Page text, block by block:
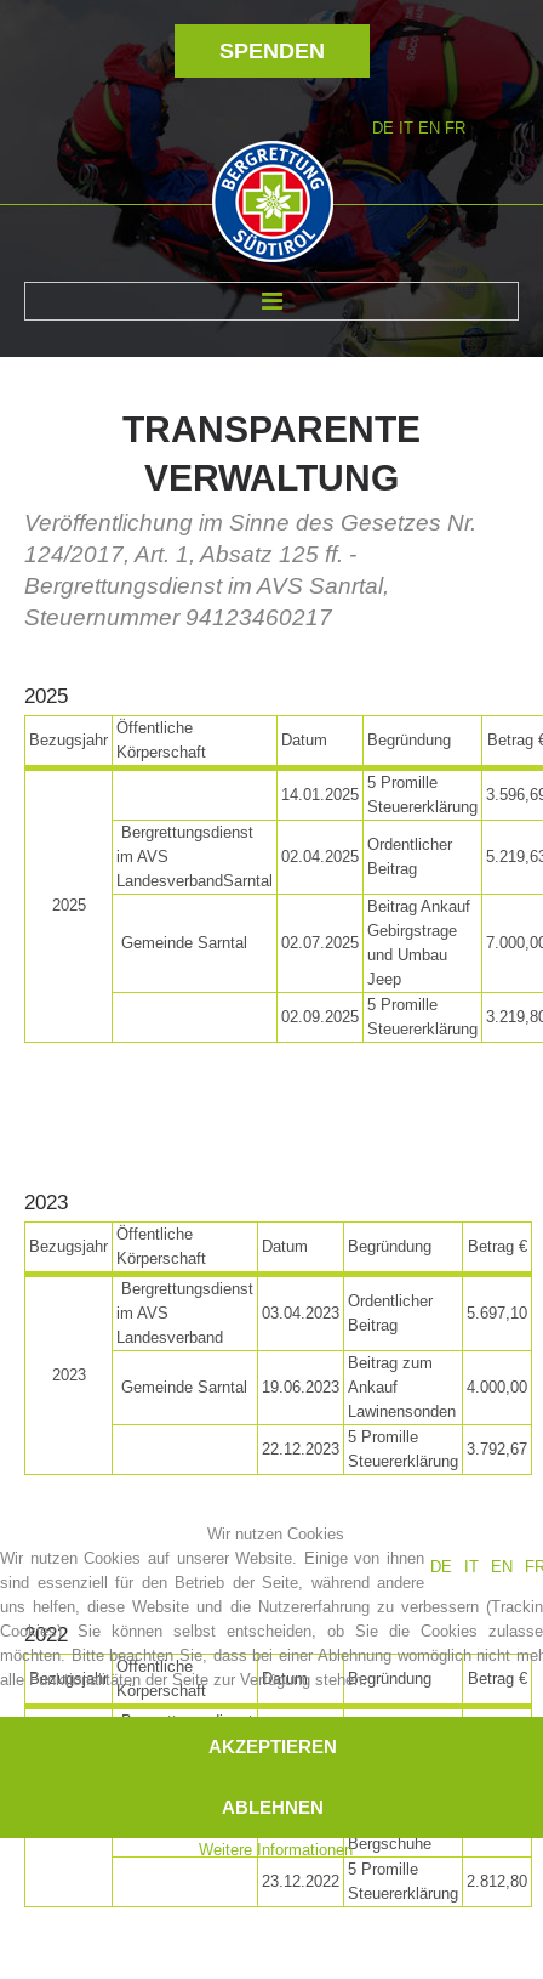
SPENDEN
DE IT EN FR
Vereinsgeschichte
Bergrettungsstellen
TRANSPARENTE
VERWALTUNG
Veröffentlichung im Sinne des Gesetzes Nr.
124/2017, Art. 1, Absatz 125 ff. -
Bergrettungsdienst im AVS Sanrtal,
Steuernummer 94123460217
2025
Bezugsjahr
Öffentliche
Körperschaft
Datum Begründung Betrag
2025
14.01.2025
5 Promille
Steuererklärung
Bergrettungsdienst
im AVS
LandesverbandSarntal
02.04.2025
Ordentlicher
Beitrag
Gemeinde Sarntal 02.07.2025
Beitrag Ankauf
Gebirgstrage
und Umbau
Jeep
02.09.2025
5 Promille
Steuererklärung
2023
Bezugsjahr
Öffentliche
Körperschaft
Datum Begründung Betrag €
2023
Bergrettungsdienst
im AVS
Landesverband
03.04.2023
Ordentlicher
Beitrag
5.697,10
Gemeinde Sarntal 19.06.2023
Beitrag zum
Ankauf
Lawinensonden
4.000,00
22.12.2023
5 Promille
Steuererklärung
3.792,67
2022
Bezugsjahr
Öffentliche
Körperschaft
Datum Begründung Betrag €
Bergrettungsdienst
18.03.2022
Gemeinde Sarntal 13.06.2022
Bergschuhe
23.12.2022
5 Promille
Steuererklärung
2.812,80
Wir nutzen Cookies
DE
IT EN
Wir nutzen Cookies auf unserer Website. Einige von ihnen
sind essenziell für den Betrieb der Seite, während andere
uns helfen, diese Website und die Nutzererfahrung zu verbessern
Cookies). Sie können selbst entscheiden, ob Sie die Cookies
möchten. Bitte beachten Sie, dass bei einer Ablehnung womöglich nicht
alle Funktionalitäten der Seite zur Verfügung stehen.
AKZEPTIEREN
ABLEHNEN
Weitere Informationen